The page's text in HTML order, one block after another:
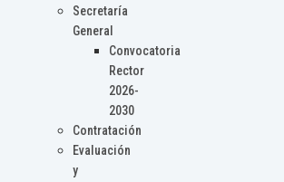
Secretaría
General
Convocatoria
Rector
2026-
2030
Contratación
Evaluación
y